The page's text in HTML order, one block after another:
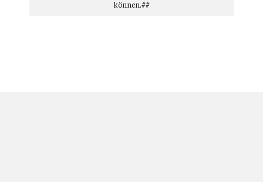
können.##